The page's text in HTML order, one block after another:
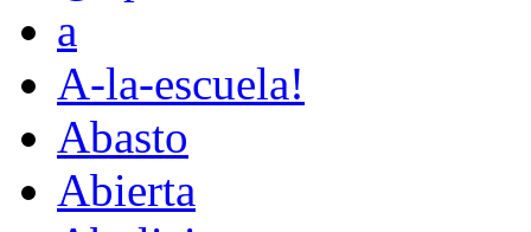
a
A-la-escuela!
Abasto
Abierta